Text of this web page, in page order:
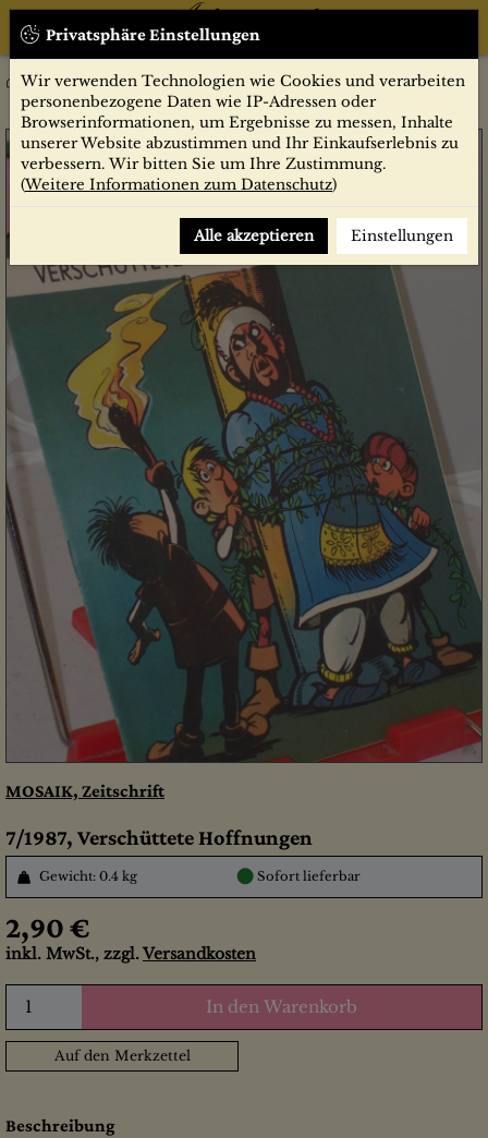
Privatsphäre Einstellungen
Wir verwenden Technologien wie Cookies und verarbeiten
personenbezogene Daten wie IP-Adressen oder
Browserinformationen, um Ergebnisse zu messen, Inhalte
unserer Website abzustimmen und Ihr Einkaufserlebnis zu
verbessern. Wir bitten Sie um Ihre Zustimmung.
(Weitere Informationen zum Datenschutz)
Alle akzeptieren Einstellungen
Zeitschriften MOSAIK 7/1987, Verschüttete Hoffnungen
MOSAIK, Zeitschrift
7/1987, Verschüttete Hoffnungen
Gewicht: 0.4 kg ● Sofort lieferbar
2,90 €
inkl. MwSt., zzgl. Versandkosten
In den Warenkorb
Auf den Merkzettel
Beschreibung